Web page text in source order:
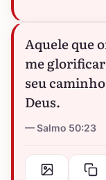
Aquele que
me
seu
Deus.
Salmo 50:23